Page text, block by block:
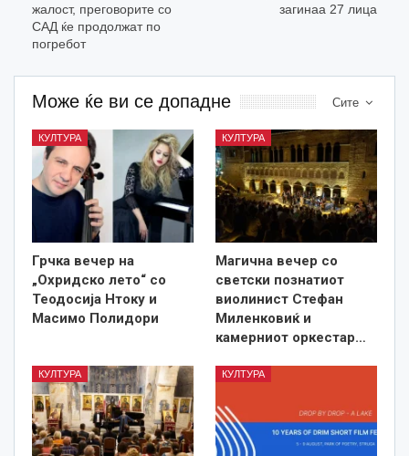
жалост, преговорите со
САД ќе продолжат по
погребот
загинаа 27 лица
Сите
Може ќе ви се допадне
КУЛТУРА
Грчка вечер на
„Охридско лето“ со
Теодосија Нтоку и
Масимо Полидори
КУЛТУРА
Магична вечер со
светски познатиот
виолинист Стефан
Миленковиќ и
камерниот оркестар…
КУЛТУРА КУЛТУРА